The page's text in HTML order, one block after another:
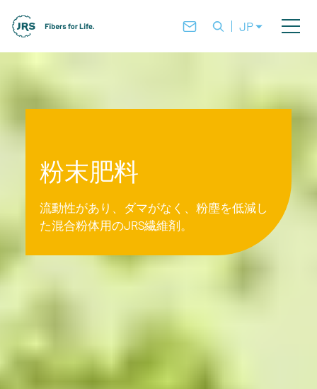
JP
粉末肥料
流動性があり、ダマがなく、粉塵を低減し
た混合粉体用のJRS繊維剤。